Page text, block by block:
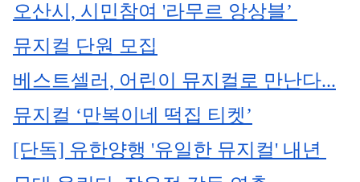
오산시, 시민참여 '라무르 앙상블’
뮤지컬 단원 모집
베스트셀러, 어린이 뮤지컬로 만난다...
뮤지컬 ‘만복이네 떡집 티켓’
[단독] 유한양행 '유일한 뮤지컬' 내년